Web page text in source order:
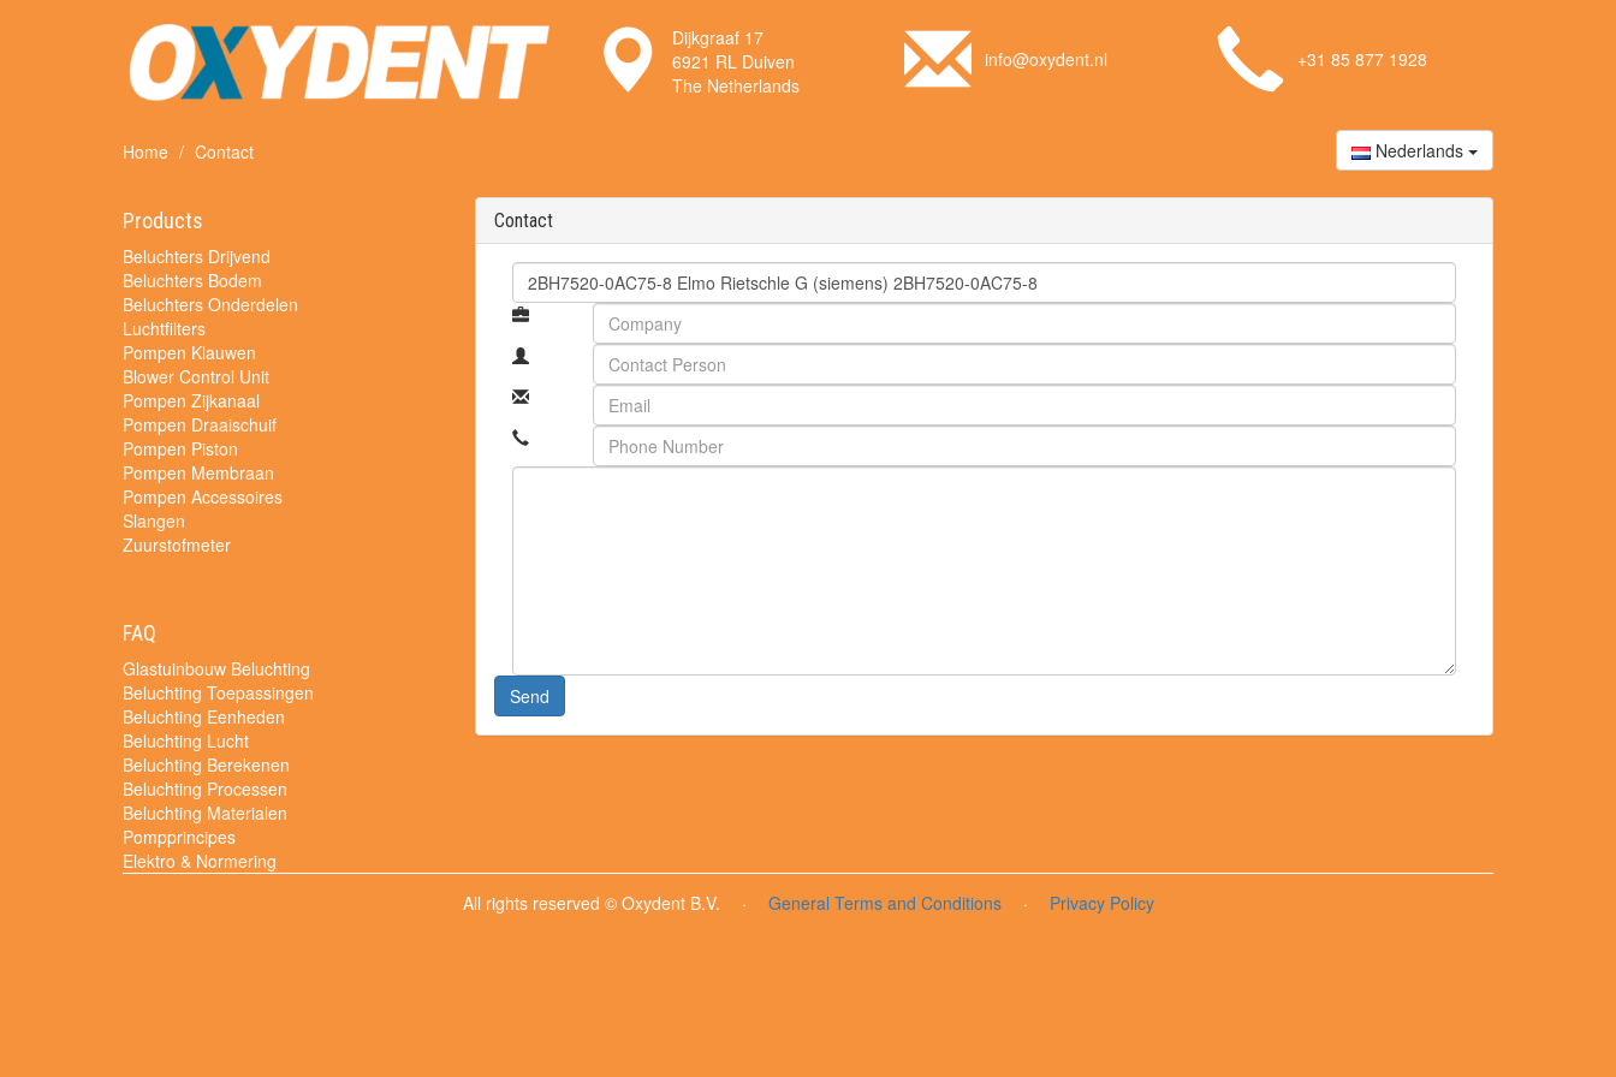
Dijkgraaf 17
6921 RL Duiven
The Netherlands
info@oxydent.nl +31 85 877 1928
Home Contact Nederlands
Contact
Send
Products
Beluchters Drijvend
Beluchters Bodem
Beluchters Onderdelen
Luchtfilters
Pompen Klauwen
Blower Control Unit
Pompen Zijkanaal
Pompen Draaischuif
Pompen Piston
Pompen Membraan
Pompen Accessoires
Slangen
Zuurstofmeter
FAQ
Glastuinbouw Beluchting
Beluchting Toepassingen
Beluchting Eenheden
Beluchting Lucht
Beluchting Berekenen
Beluchting Processen
Beluchting Materialen
Pompprincipes
Elektro & Normering
All rights reserved © Oxydent B.V.
· General Terms and Conditions · Privacy Policy